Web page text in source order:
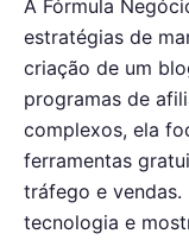
A Fórmula
estratégias de
criação de um
programas de
complexos, ela
ferramentas
tráfego e
tecnologia e